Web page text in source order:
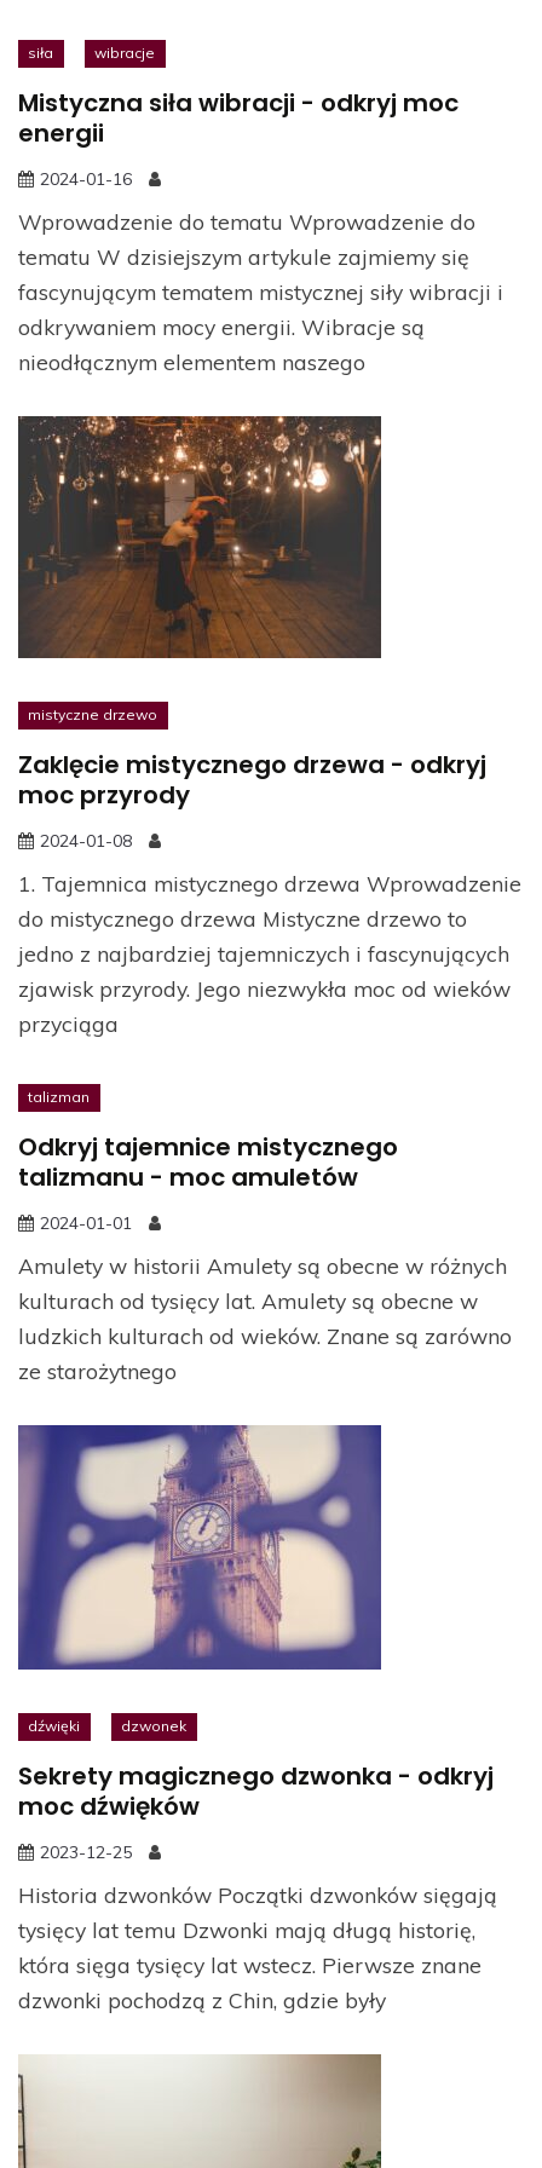
siła wibracje
Mistyczna siła wibracji - odkryj moc
energii
2024-01-16
Wprowadzenie do tematu Wprowadzenie do
tematu W dzisiejszym artykule zajmiemy się
fascynującym tematem mistycznej siły wibracji i
odkrywaniem mocy energii. Wibracje są
nieodłącznym elementem naszego
mistyczne drzewo
Zaklęcie mistycznego drzewa - odkryj
moc przyrody
2024-01-08
1. Tajemnica mistycznego drzewa Wprowadzenie
do mistycznego drzewa Mistyczne drzewo to
jedno z najbardziej tajemniczych i fascynujących
zjawisk przyrody. Jego niezwykła moc od wieków
przyciąga
talizman
Odkryj tajemnice mistycznego
talizmanu - moc amuletów
2024-01-01
Amulety w historii Amulety są obecne w różnych
kulturach od tysięcy lat. Amulety są obecne w
ludzkich kulturach od wieków. Znane są zarówno
ze starożytnego
dźwięki dzwonek
Sekrety magicznego dzwonka - odkryj
moc dźwięków
2023-12-25
Historia dzwonków Początki dzwonków sięgają
tysięcy lat temu Dzwonki mają długą historię,
która sięga tysięcy lat wstecz. Pierwsze znane
dzwonki pochodzą z Chin, gdzie były